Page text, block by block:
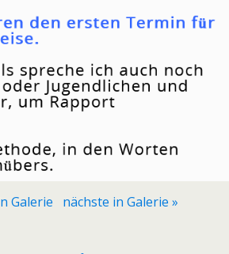
Galerie nächste in Galerie »